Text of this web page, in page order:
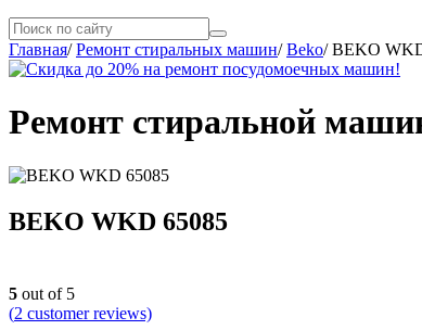
Главная/Ремонт стиральных машин/Beko/BEKO
Ремонт стиральной
BEKO WKD 65085
5 out of 5
(2 customer reviews)